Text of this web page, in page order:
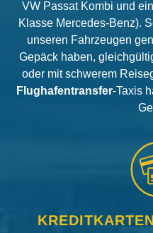
VW Passat Kombi und
Klasse Mercedes-Benz).
unseren Fahrzeugen
Gepäck haben,
oder mit schwerem
Flughafentransfer-Taxis